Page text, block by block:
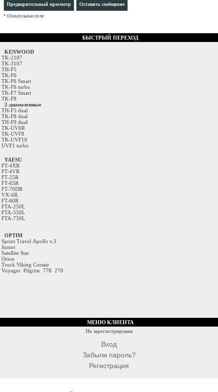
* Обязательные поля
БЫСТРЫЙ ПЕРЕХОД
KENWOOD
TK-2107
TK-3107
TH-F5
TK-F6
TK-F6 Smart
TK-F6 turbo
TK-F7 Smart
TK-F8
2-диапазонные
TH-F5 dual
TK-F8 dual
TH-F9 dual
TK-UV6R
TK-UVF8
TK-UVF10
UVF1 turbo
YAESU
FT-4XR
FT-4VR
FT-25R
FT-65R
FT-70DR
VX-6R
FT-60R
FTA-250L
FTA-550L
FTA-750L
OPTIM
Sprint Travel Apollo v.3
Junior
Satellite Star
Orion
Truck Viking Corsair
Voyager Pilgrim 778 270
МЕНЮ КЛИЕНТА
Не зарегистрирован
Вход
Забыли пароль?
Регистрация